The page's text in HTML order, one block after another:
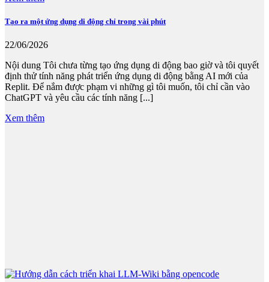
Tạo ra một ứng dụng di động chỉ trong vài phút
22/06/2026
Nội dung Tôi chưa từng tạo ứng dụng di động bao giờ và tôi quyết
định thử tính năng phát triển ứng dụng di động bằng AI mới của
Replit. Để nắm được phạm vi những gì tôi muốn, tôi chỉ cần vào
ChatGPT và yêu cầu các tính năng [...]
Xem thêm